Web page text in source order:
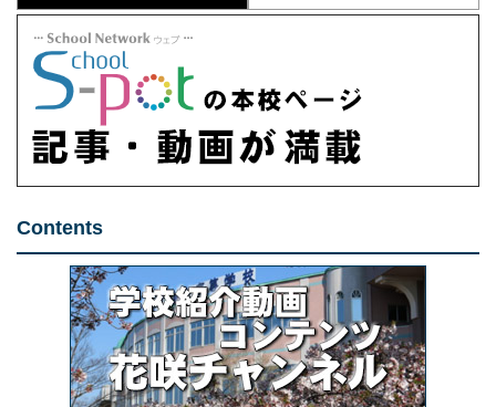
Contents